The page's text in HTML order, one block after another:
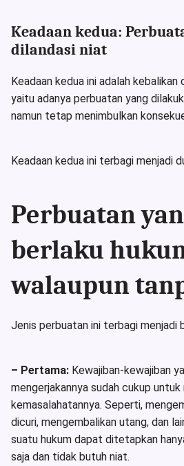
Keadaan kedua:
dilandasi niat
Keadaan kedua ini adalah kebalikan
yaitu adanya perbuatan yang
namun tetap menimbulkan
Keadaan kedua ini terbagi menjadi
Perbuatan
berlaku
walaupun
Jenis perbuatan ini terbagi menjadi
– Pertama: Kewajiban-kewajiban
mengerjakannya sudah cukup untuk
kemasalahatannya. Seperti,
dicuri, mengembalikan utang, dan
suatu hukum dapat ditetapkan
saja dan tidak butuh niat.